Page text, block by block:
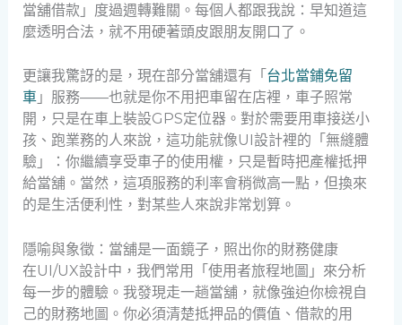
當舖借款」度過週轉難關。每個人都跟我說：早知道這
麼透明合法，就不用硬著頭皮跟朋友開口了。
更讓我驚訝的是，現在部分當舖還有「 台北當鋪免留
車」服務——也就是你不用把車留在店裡，車子照常
開，只是在車上裝設GPS定位器。對於需要用車接送小
孩、跑業務的人來說，這功能就像UI設計裡的「無縫體
驗」：你繼續享受車子的使用權，只是暫時把產權抵押
給當舖。當然，這項服務的利率會稍微高一點，但換來
的是生活便利性，對某些人來說非常划算。
隱喻與象徵：當舖是一面鏡子，照出你的財務健康
在UI/UX設計中，我們常用「使用者旅程地圖」來分析
每一步的體驗。我發現走一趟當舖，就像強迫你檢視自
己的財務地圖。你必須清楚抵押品的價值、借款的用